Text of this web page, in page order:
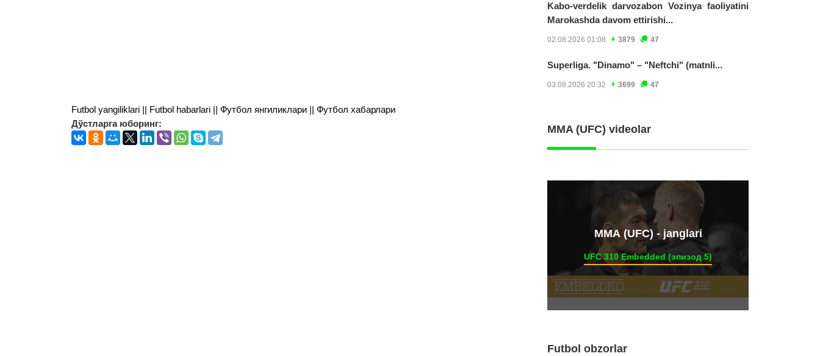
Futbol yangiliklari || Futbol habarlari || Футбол янгиликлари || Футбол хабарлари
Дўстларга юборинг:
Kabo-verdelik darvozabon Vozinya faoliyatini
Marokashda davom ettirishi...
02.08.2026 01:08 3879 47
Superliga. "Dinamo" – "Neftchi" (matnli...
03.08.2026 20:32 3699 47
MMA (UFC) videolar
ММА (UFC) - janglari
UFC 310 Embedded (эпизод 5)
Futbol obzorlar